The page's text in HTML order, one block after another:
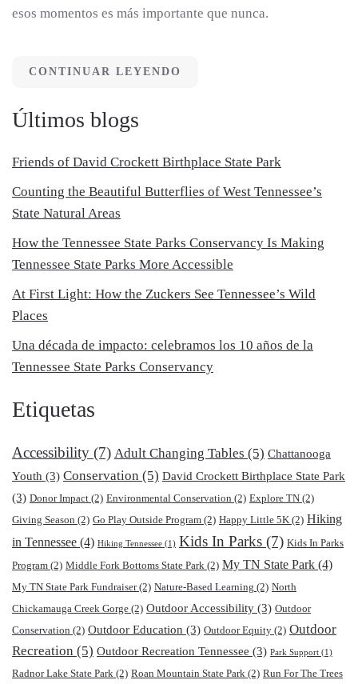
esos momentos es más importante que nunca.
CONTINUAR LEYENDO
Últimos blogs
Friends of David Crockett Birthplace State Park
Counting the Beautiful Butterflies of West Tennessee’s
State Natural Areas
How the Tennessee State Parks Conservancy Is Making
Tennessee State Parks More Accessible
At First Light: How the Zuckers See Tennessee’s Wild
Places
Una década de impacto: celebramos los 10 años de la
Tennessee State Parks Conservancy
Etiquetas
Accessibility (7) Adult Changing Tables (5) Chattanooga
Youth (3) Conservation (5) David Crockett Birthplace State Park
(3) Donor Impact (2) Environmental Conservation (2) Explore TN (2)
Giving Season (2) Go Play Outside Program (2) Happy Little 5K (2) Hiking
in Tennessee (4) Hiking Tennessee (1) Kids In Parks (7) Kids In Parks
Program (2) Middle Fork Bottoms State Park (2) My TN State Park (4)
My TN State Park Fundraiser(2) Nature-Based Learning (2) North
Chickamauga Creek Gorge (2) Outdoor Accessibility (3) Outdoor
Conservation (2) Outdoor Education (3) Outdoor Equity (2) Outdoor
Recreation (5) Outdoor Recreation Tennessee (3) Park Support (1)
Radnor Lake State Park (2) Roan Mountain State Park (2) Run For The Trees